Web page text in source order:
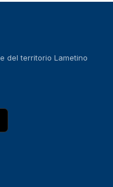
del territorio Lametino